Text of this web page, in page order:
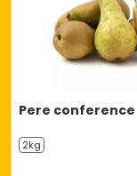
Pere conference
2kg